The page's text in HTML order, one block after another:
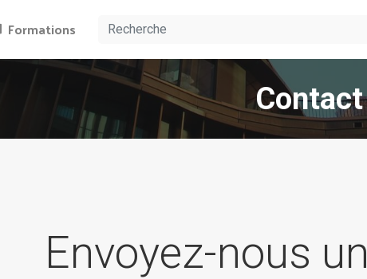
Formations
Contact
Envoyez-nous un